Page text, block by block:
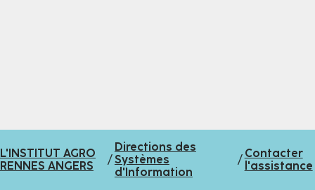
L'INSTITUT AGRO
RENNES ANGERS
/
Directions des
Systèmes
d'Information
/Contacter
l'assistance